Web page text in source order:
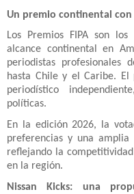
Un premio continental
Los Premios FIPA son
alcance continental en
periodistas profesionales
hasta Chile y el Caribe.
periodístico
políticas.
En la edición 2026, la
preferencias y una amplia
reflejando la
en la región.
Nissan Kicks: una